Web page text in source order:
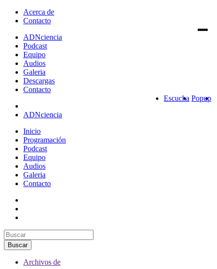
Acerca de
Contacto
ADNciencia
Podcast
Equipo
Audios
Galeria
Descargas
Contacto
Popup
Escucha
ADNciencia
Inicio
Programación
Podcast
Equipo
Audios
Galeria
Contacto
Archivos de